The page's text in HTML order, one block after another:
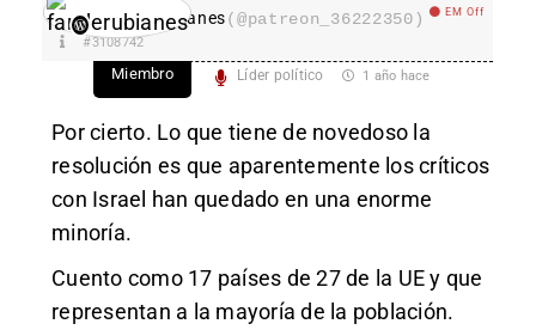
fanderubianes(@patreon_36222350) EM Off
#3108742
Miembro Líder político 1 año hace
Por cierto. Lo que tiene de novedoso la
resolución es que aparentemente los críticos
con Israel han quedado en una enorme
minoría.
Cuento como 17 países de 27 de la UE y que
representan a la mayoría de la población.